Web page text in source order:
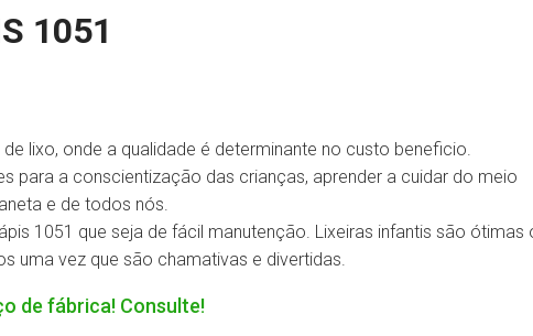
1051
lixo, onde a qualidade é determinante no custo beneficio.
para a conscientização das crianças, aprender a cuidar do meio
e de todos nós.
1051 que seja de fácil manutenção. Lixeiras infantis são ótimas
uma vez que são chamativas e divertidas.
de fábrica! Consulte!